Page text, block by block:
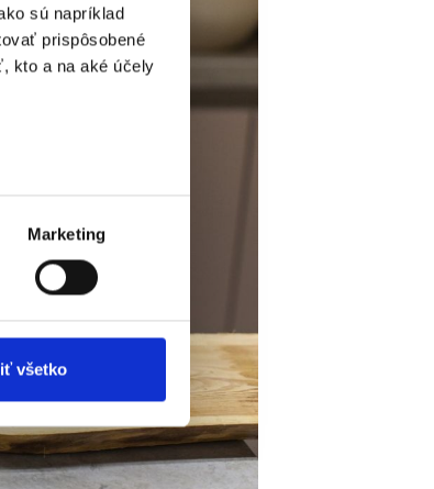
sú napríklad
prispôsobené
kto a na aké účely
. Súhlas môžete
sociálnych
ste im poskytli
Marketing
všetko